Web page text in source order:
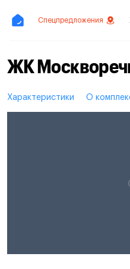
Спецпредложения
ЖК
Характеристики О